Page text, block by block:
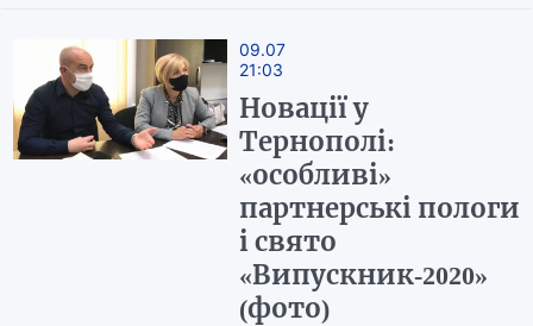
09.07
21:03
Новації у
Тернополі:
«особливі»
партнерські пологи
і свято
«Випускник-2020»
(фото)